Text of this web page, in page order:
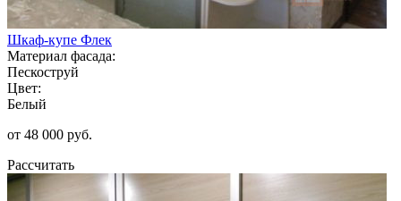
Шкаф-купе Флек
Материал фасада:
Пескоструй
Цвет:
Белый
от 48 000 руб.
Рассчитать